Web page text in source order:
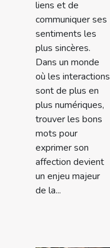
liens et de
communiquer ses
sentiments les
plus sincères.
Dans un monde
où les interactions
sont de plus en
plus numériques,
trouver les bons
mots pour
exprimer son
affection devient
un enjeu majeur
de la...